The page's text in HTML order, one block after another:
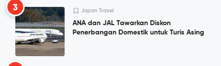
3 Japan Travel
ANA dan JAL Tawarkan Diskon
Penerbangan Domestik untuk Turis Asing